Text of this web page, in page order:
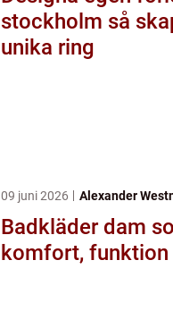
stockholm så skapar par sin
unika ring
09 juni 2026 Alexander
Badkläder dam
komfort, funktion